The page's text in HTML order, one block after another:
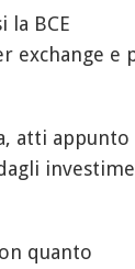
BCE
exchange e
atti appunto
quanto